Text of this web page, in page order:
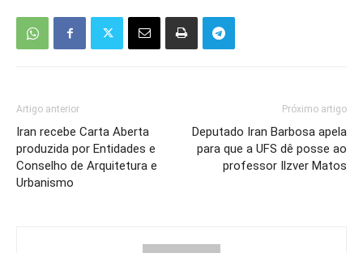
Artigo anterior
Iran recebe Carta Aberta
produzida por Entidades e
Conselho de Arquitetura e
Urbanismo
Próximo artigo
Deputado Iran Barbosa apela
para que a UFS dê posse ao
professor Ilzver Matos